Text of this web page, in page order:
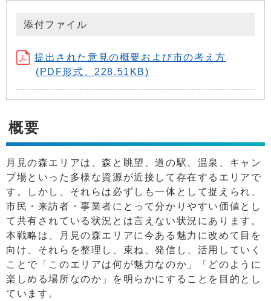
添付ファイル
提出された意見の概要および市の考え方
(PDF形式、228.51KB)
概要
月見の森エリアは、森と眺望、道の駅、温泉、キャン
プ場といった多様な資源が近接して存在するエリアで
す。しかし、それらは必ずしも一体として捉えられ、
市民・来訪者・事業者にとって分かりやすい価値とし
て共有されている状況とは言えない状況にあります。
本戦略は、月見の森エリアに今ある魅力に改めて目を
向け、それらを整理し、束ね、発信し、活用していく
ことで「このエリアは何が魅力なのか」「どのように
楽しめる場所なのか」を明らかにすることを目的とし
ています。